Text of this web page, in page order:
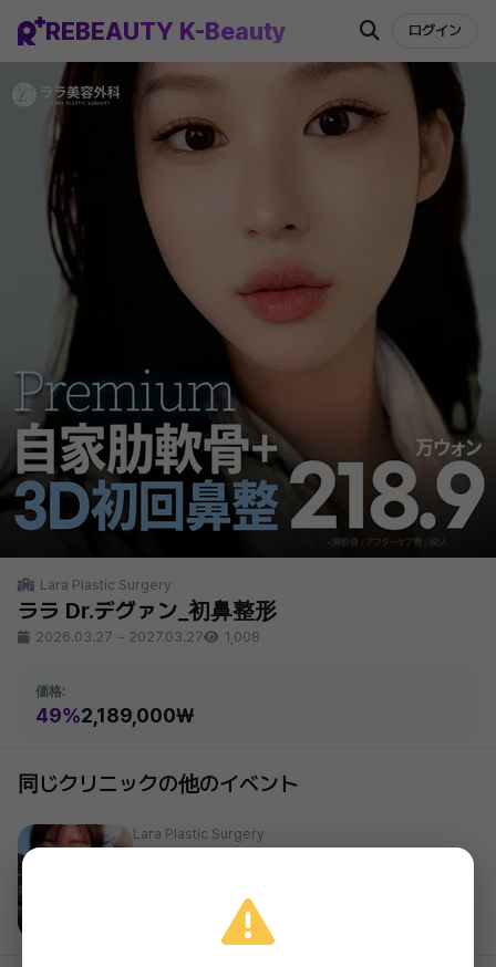
REBEAUTY K-Beauty ログイン
Lara Plastic Surgery
ララ Dr.デグァン_初鼻整形
2026.03.27 ~ 2027.03.27 1,008
価格:
49%2,189,000₩
同じクリニックの他のイベント
Lara Plastic Surgery
2026.03.27 ~ 2027.03.27